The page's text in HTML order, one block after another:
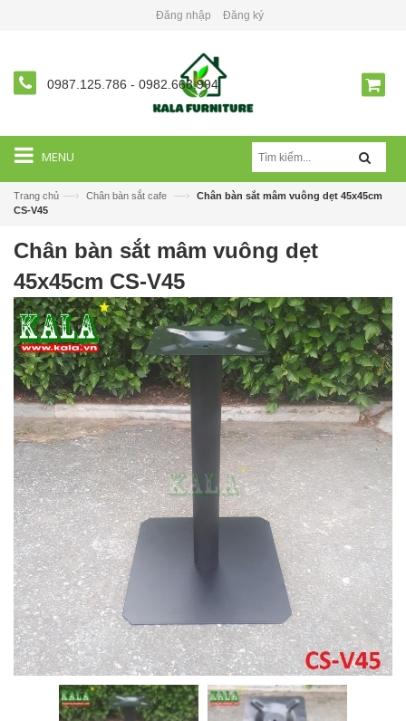
Đăng nhập Đăng ký
0987.125.786 - 0982.668.994
MENU
Trang chủ —› Chân bàn sắt cafe —›
Chân bàn sắt mâm vuông dẹt 45x45cm
CS-V45
Chân bàn sắt mâm vuông dẹt
45x45cm CS-V45